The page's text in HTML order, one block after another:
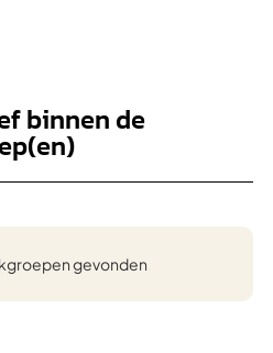
binnen de
gevonden